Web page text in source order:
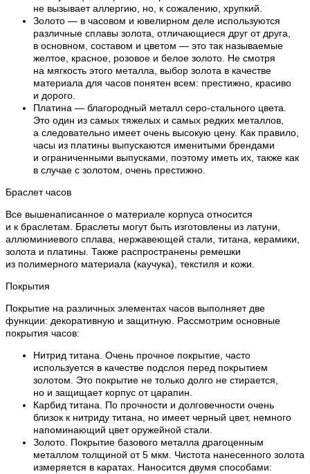
не вызывает аллергию, но, к сожалению, хрупкий.
Золото — в часовом и ювелирном деле используются
различные сплавы золота, отличающиеся друг от друга,
в основном, составом и цветом — это так называемые
желтое, красное, розовое и белое золото. Не смотря
на мягкость этого металла, выбор золота в качестве
материала для часов понятен всем: престижно, красиво
и дорого.
Платина — благородный металл серо-стального цвета.
Это один из самых тяжелых и самых редких металлов,
а следовательно имеет очень высокую цену. Как правило,
часы из платины выпускаются именитыми брендами
и ограниченными выпусками, поэтому иметь их, также как
в случае с золотом, очень престижно.
Браслет часов
Все вышенаписанное о материале корпуса относится
и к браслетам. Браслеты могут быть изготовлены из латуни,
аллюминиевого сплава, нержавеющей стали, титана, керамики,
золота и платины. Также распространены ремешки
из полимерного материала (каучука), текстиля и кожи.
Покрытия
Покрытие на различных элементах часов выполняет две
функции: декоративную и защитную. Рассмотрим основные
покрытия часов:
Нитрид титана. Очень прочное покрытие, часто
используется в качестве подслоя перед покрытием
золотом. Это покрытие не только долго не стирается,
но и защищает корпус от царапин.
Карбид титана. По прочности и долговечности очень
близок к нитриду титана, но имеет черный цвет, немного
напоминающий цвет оружейной стали.
Золото. Покрытие базового металла драгоценным
металлом толщиной от 5 мкм. Чистота нанесенного золота
измеряется в каратах. Наносится двумя способами: